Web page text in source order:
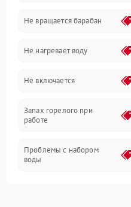
Слив
Программное обеспечение
Не вращается барабан
Не нагревает воду
Не включается
Запах горелого при
работе
Проблемы с набором
воды